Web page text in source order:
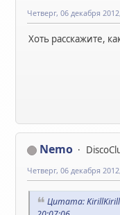
Четверг, 06 декабря
Хоть расскажите,
Nemo
Четверг, 06 декабря
Цитата: KirillKirill